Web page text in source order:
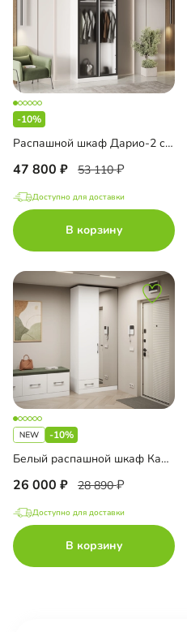
-10%
Распашной шкаф Дарио-2 с антресолью
47 800 53 110
Доступно для доставки
В корзину
-10%
Белый распашной шкаф Капса-2.3.1 с зеркалом
26 000 28 890
Доступно для доставки
В корзину